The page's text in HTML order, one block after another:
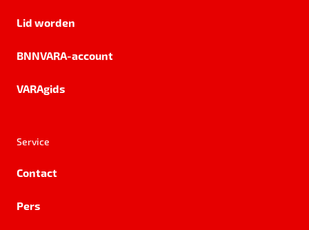
Lid worden
BNNVARA-account
VARAgids
Service
Contact
Pers